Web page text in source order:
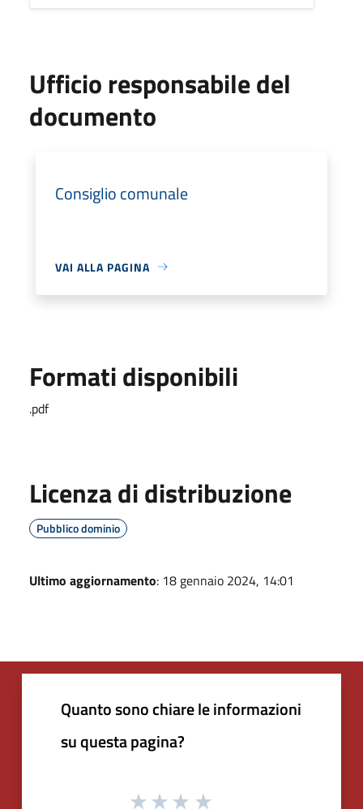
Ufficio responsabile del
documento
Consiglio comunale
VAI ALLA PAGINA
Formati disponibili
.pdf
Licenza di distribuzione
Pubblico dominio
Ultimo aggiornamento: 18 gennaio 2024, 14:01
Quanto sono chiare le informazioni
su questa pagina?